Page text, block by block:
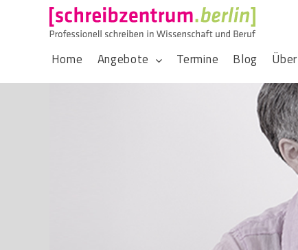
Home Angebote Termine Blog Über